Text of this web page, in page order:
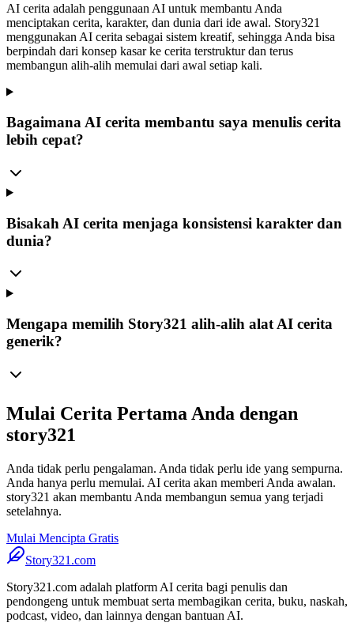
AI cerita adalah penggunaan AI untuk membantu Anda
menciptakan cerita, karakter, dan dunia dari ide awal. Story321
menggunakan AI cerita sebagai sistem kreatif, sehingga Anda bisa
berpindah dari konsep kasar ke cerita terstruktur dan terus
membangun alih-alih memulai dari awal setiap kali.
Bagaimana AI cerita membantu saya menulis cerita
lebih cepat?
Bisakah AI cerita menjaga konsistensi karakter dan
dunia?
Mengapa memilih Story321 alih-alih alat AI cerita
generik?
Mulai Cerita Pertama Anda dengan
story321
Anda tidak perlu pengalaman. Anda tidak perlu ide yang sempurna.
Anda hanya perlu memulai. AI cerita akan memberi Anda awalan.
story321 akan membantu Anda membangun semua yang terjadi
setelahnya.
Mulai Mencipta Gratis
Story321.com
Story321.com adalah platform AI cerita bagi penulis dan
pendongeng untuk membuat serta membagikan cerita, buku, naskah,
podcast, video, dan lainnya dengan bantuan AI.